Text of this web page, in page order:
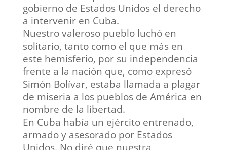
gobierno de Estados Unidos el derecho
a intervenir en Cuba.
Nuestro valeroso pueblo luchó en
solitario, tanto como el que más en
este hemisferio, por su independencia
frente a la nación que, como expresó
Simón Bolívar, estaba llamada a plagar
de miseria a los pueblos de América en
nombre de la libertad.
En Cuba había un ejército entrenado,
armado y asesorado por Estados
Unidos. No diré que nuestra